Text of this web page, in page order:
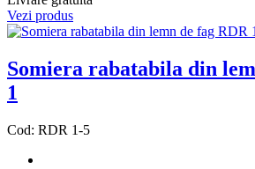
Vezi produs
Somiera rabatabila din
1
Cod: RDR 1-5